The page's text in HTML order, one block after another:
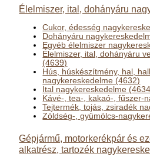
Élelmiszer, ital, dohányáru
Cukor, édesség
Dohányáru
Egyéb élelmiszer
Élelmiszer, ital, dohányáru
(4639)
Hús, húskészítmény, hal,
nagykereskedelme (4632)
Ital nagykereskedelme
Kávé-, tea-, kakaó-, fűszer-
Tejtermék, tojás, zsiradék
Zöldség-, gyümölcs-
Gépjármű, motorkerékpár és
alkatrész, tartozék